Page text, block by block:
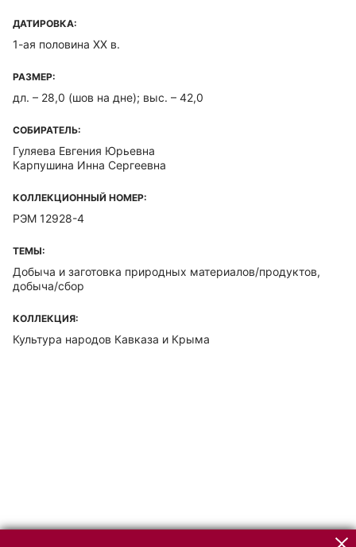
ДАТИРОВКА:
1-ая половина XX в.
РАЗМЕР:
дл. – 28,0 (шов на дне); выс. – 42,0
СОБИРАТЕЛЬ:
Гуляева Евгения Юрьевна
Карпушина Инна Сергеевна
КОЛЛЕКЦИОННЫЙ НОМЕР:
РЭМ 12928-4
ТЕМЫ:
Добыча и заготовка природных материалов/продуктов,
добыча/сбор
КОЛЛЕКЦИЯ:
Культура народов Кавказа и Крыма